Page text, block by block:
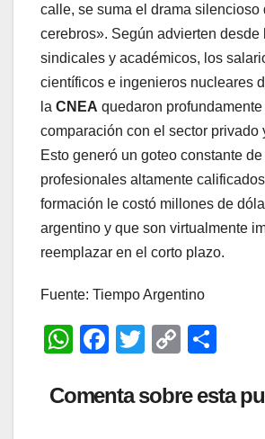
calle, se suma el drama silencioso
cerebros». Según advierten desde
sindicales y académicos, los
científicos e ingenieros nucleares
la CNEA quedaron
comparación con el sector privado
Esto generó un goteo constante
profesionales altamente
formación le costó millones de
argentino y que son virtualmente
reemplazar en el corto plazo.
Fuente: Tiempo Argentino
W
at
F
c
T
tt
C
p
m
Comenta sobre esta